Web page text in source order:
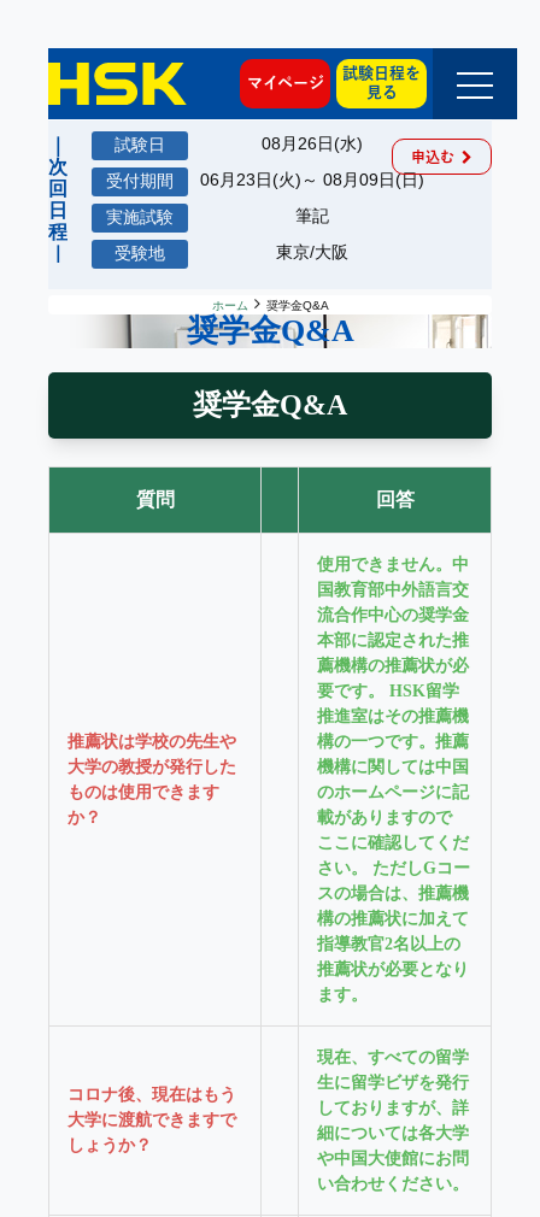
マイページ
試験日程を
見る
08月26日(水)
06月23日(火)～ 08月09日(日)
筆記
東京/大阪
申込む
ホーム 奨学金Q&A
奨学金Q&A
奨学金Q&A
質問 回答
推薦状は学校の先生や
大学の教授が発行した
ものは使用できます
か？
使用できません。中
国教育部中外語言交
流合作中心の奨学金
本部に認定された推
薦機構の推薦状が必
要です。 HSK留学
推進室はその推薦機
構の一つです。推薦
機構に関しては中国
のホームページに記
載がありますので
ここに確認してくだ
さい。 ただしGコー
スの場合は、推薦機
構の推薦状に加えて
指導教官2名以上の
推薦状が必要となり
ます。
コロナ後、現在はもう
大学に渡航できますで
しょうか？
現在、すべての留学
生に留学ビザを発行
しておりますが、詳
細については各大学
や中国大使館にお問
い合わせください。